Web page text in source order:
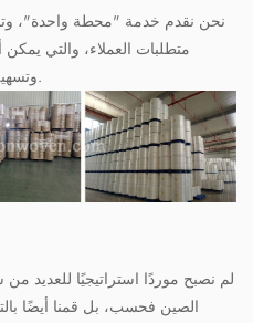
نحن نقدم خدمة "محطة واحدة"،
متطلبات العملاء، والتي يمكن
وتسهيل التدفق النقدي واستهلاك المخزون.
لم نصبح موردًا استراتيجيًا للعديد
الصين فحسب، بل قمنا أيضًا